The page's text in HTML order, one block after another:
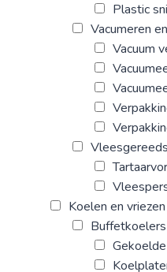
Plastic
Vacumeren
Vacuum
Koelen en vriezen
Buffetkoelers